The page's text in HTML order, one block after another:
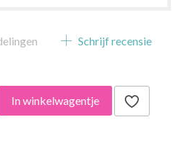
Schrijf recensie
In winkelwagentje